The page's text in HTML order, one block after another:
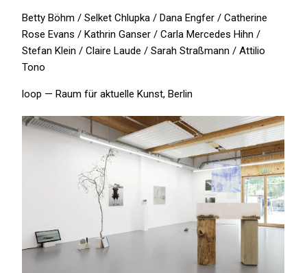
Betty Böhm / Selket Chlupka / Dana Engfer / Catherine
Rose Evans / Kathrin Ganser / Carla Mercedes Hihn /
Stefan Klein / Claire Laude / Sarah Straßmann / Attilio
Tono
loop — Raum für aktuelle Kunst, Berlin